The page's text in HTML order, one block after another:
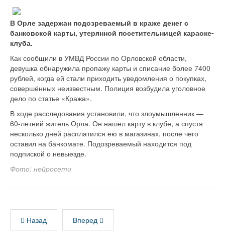
В Орле задержан подозреваемый в краже денег с
банковской карты, утерянной посетительницей караоке-
клуба.
Как сообщили в УМВД России по Орловской области,
девушка обнаружила пропажу карты и списание более 7400
рублей, когда ей стали приходить уведомления о покупках,
совершённых неизвестным. Полиция возбудила уголовное
дело по статье «Кража».
В ходе расследования установили, что злоумышленник —
60-летний житель Орла. Он нашел карту в клубе, а спустя
несколько дней расплатился ею в магазинах, после чего
оставил на банкомате. Подозреваемый находится под
подпиской о невыезде.
Фото: нейросети
Назад Вперед